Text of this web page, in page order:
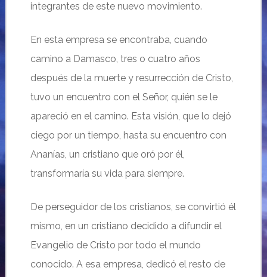
integrantes de este nuevo movimiento.
En esta empresa se encontraba, cuando
camino a Damasco, tres o cuatro años
después de la muerte y resurrección de Cristo,
tuvo un encuentro con el Señor, quién se le
apareció en el camino. Esta visión, que lo dejó
ciego por un tiempo, hasta su encuentro con
Ananías, un cristiano que oró por él,
transformaría su vida para siempre.
De perseguidor de los cristianos, se convirtió él
mismo, en un cristiano decidido a difundir el
Evangelio de Cristo por todo el mundo
conocido. A esa empresa, dedicó el resto de